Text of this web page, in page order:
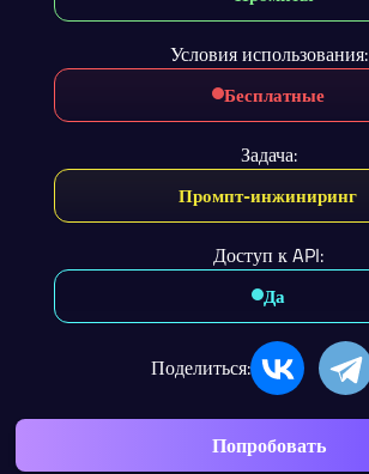
Условия использования:
Бесплатные
Задача:
Промпт-инжиниринг
Доступ к API:
Да
Поделиться:
Попробовать